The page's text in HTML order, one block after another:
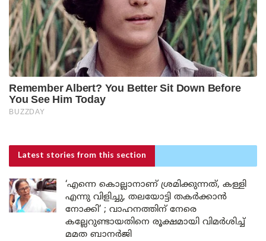
Latest stories from this section
‘എന്നെ കൊല്ലാനാണ് ശ്രമിക്കുന്നത്, കള്ളി
എന്നു വിളിച്ചു, തലയോട്ടി തകർക്കാൻ
നോക്കി’ ; വാഹനത്തിന് നേരെ
കല്ലേറുണ്ടായതിനെ രൂക്ഷമായി വിമർശിച്ച്
മമത ബാനർജി